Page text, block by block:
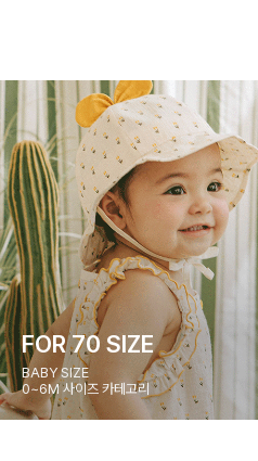
FOR 70 SIZE
BABY SIZE
0~6M 사이즈 카테고리